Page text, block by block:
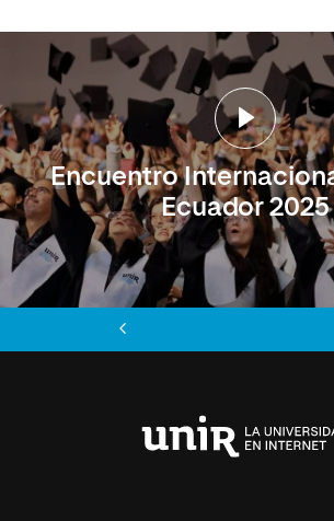
Encuentro
Ecuador 2025